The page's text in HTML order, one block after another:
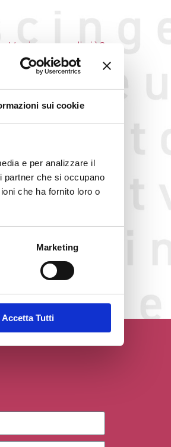
sui cookie
e per analizzare il
partner che si occupano
che ha fornito loro o
Marketing
Accetta Tutti
Vuoi saperne di più?